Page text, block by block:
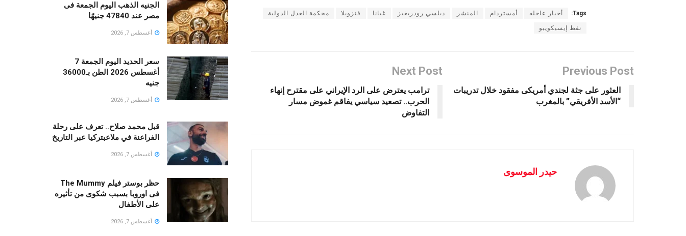
Tags: أخبار عاجله أمستردام المنشر ديلسي رودريغيز غيانا فنزويلا محكمة العدل الدولية
نفط إيسيكويبو
Previous Post
العثور على جثة لجندي أمريكى مفقود خلال تدريبات
“الأسد الأفريقي” بالمغرب
Next Post
ترامب يعترض على الرد الإيراني على مقترح إنهاء
الحرب.. تصعيد سياسي يفاقم غموض مسار
التفاوض
حيدر الموسوى
الجنيه الذهب اليوم الجمعة فى
مصر عند 47840 جنيهًا
أغسطس 7, 2026
سعر الحديد اليوم الجمعة 7
أغسطس 2026 الطن بـ36000
جنيه
أغسطس 7, 2026
قبل محمد صلاح.. تعرف على رحلة
الفراعنة في ملاعبتركيا عبر التاريخ
أغسطس 7, 2026
حظر بوستر فيلم The Mummy
فى اوروبا بسبب شكوى من تأثيره
على الأطفال
أغسطس 7, 2026